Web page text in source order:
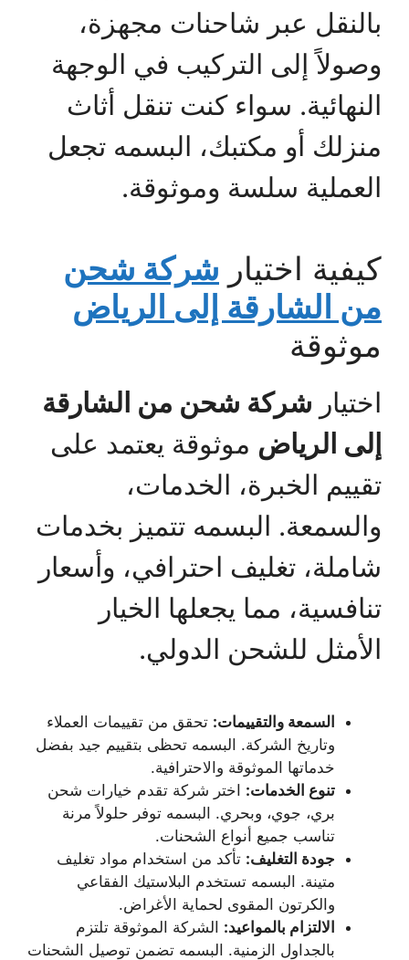
بالنقل عبر شاحنات مجهزة،
وصولاً إلى التركيب في الوجهة
النهائية. سواء كنت تنقل أثاث
منزلك أو مكتبك، البسمه تجعل
العملية سلسة وموثوقة.
كيفية اختيار شركة شحن
من الشارقة إلى الرياض
موثوقة
اختيار شركة شحن من الشارقة
إلى الرياض موثوقة يعتمد على
تقييم الخبرة، الخدمات،
والسمعة. البسمه تتميز بخدمات
شاملة، تغليف احترافي، وأسعار
تنافسية، مما يجعلها الخيار
الأمثل للشحن الدولي.
السمعة والتقييمات: تحقق من تقييمات العملاء
وتاريخ الشركة. البسمه تحظى بتقييم جيد بفضل
خدماتها الموثوقة والاحترافية.
تنوع الخدمات: اختر شركة تقدم خيارات شحن
بري، جوي، وبحري. البسمه توفر حلولاً مرنة
تناسب جميع أنواع الشحنات.
جودة التغليف: تأكد من استخدام مواد تغليف
متينة. البسمه تستخدم البلاستيك الفقاعي
والكرتون المقوى لحماية الأغراض.
الالتزام بالمواعيد: الشركة الموثوقة تلتزم
بالجداول الزمنية. البسمه تضمن توصيل الشحنات